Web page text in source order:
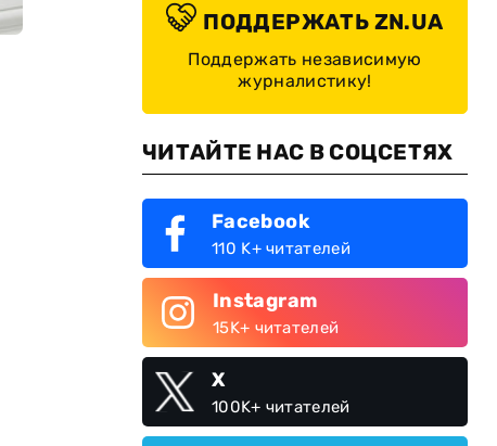
ПОДДЕРЖАТЬ ZN.UA
Поддержать независимую
журналистику!
ЧИТАЙТЕ НАС В СОЦСЕТЯХ
Facebook
110 K+ читателей
Instagram
15K+ читателей
X
100K+ читателей